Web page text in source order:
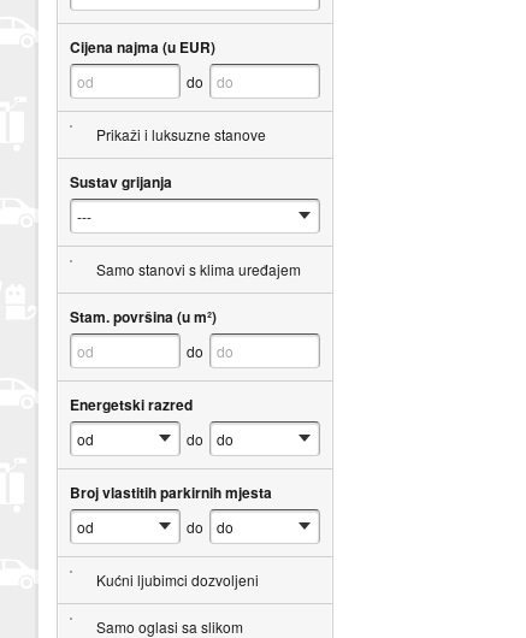
Cijena najma (u EUR)
do
Prikaži i luksuzne stanove
Sustav grijanja
Samo stanovi s klima uređajem
Stam. površina (u m²)
do
Energetski razred
do
Broj vlastitih parkirnih mjesta
do
Kućni ljubimci dozvoljeni
Samo oglasi sa slikom